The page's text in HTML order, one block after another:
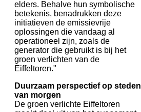
elders. Behalve hun symbolische
betekenis, benadrukken deze
initiatieven de emissievrije
oplossingen die vandaag al
operationeel zijn, zoals de
generator die gebruikt is bij het
groen verlichten van de
Eiffeltoren."
Duurzaam perspectief op steden
van morgen
De groen verlichte Eiffeltoren